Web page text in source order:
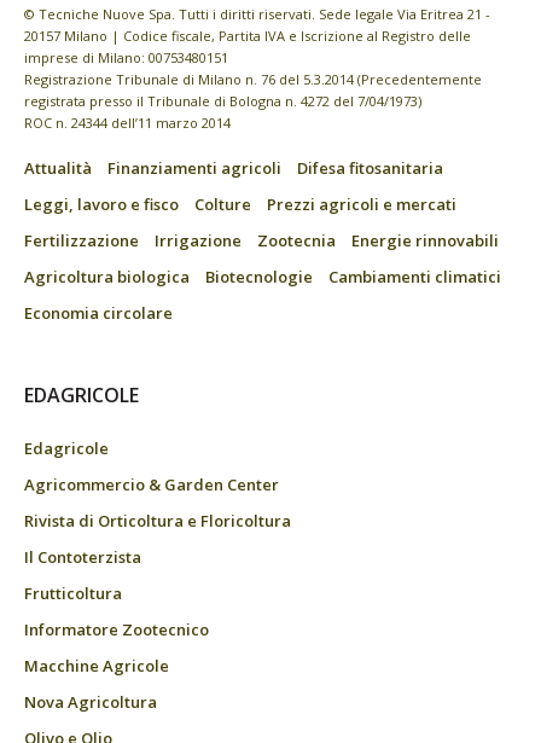
© Tecniche Nuove Spa. Tutti i diritti riservati. Sede legale Via Eritrea 21 -
20157 Milano | Codice fiscale, Partita IVA e Iscrizione al Registro delle
imprese di Milano: 00753480151
Registrazione Tribunale di Milano n. 76 del 5.3.2014 (Precedentemente
registrata presso il Tribunale di Bologna n. 4272 del 7/04/1973)
ROC n. 24344 dell’11 marzo 2014
Attualità Finanziamenti agricoli
Difesa fitosanitaria
Leggi, lavoro e fisco
Colture
Prezzi agricoli e mercati
Fertilizzazione
Irrigazione Zootecnia
Energie rinnovabili
Agricoltura biologica
Biotecnologie
Cambiamenti climatici
Economia circolare
EDAGRICOLE
Edagricole
Agricommercio & Garden Center
Rivista di Orticoltura e Floricoltura
Il Contoterzista
Frutticoltura
Informatore Zootecnico
Macchine Agricole
Nova Agricoltura
Olivo e Olio